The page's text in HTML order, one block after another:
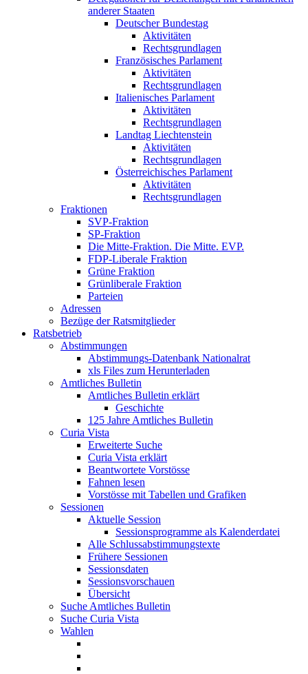
anderer Staaten
Deutscher Bundestag
Aktivitäten
Rechtsgrundlagen
Französisches Parlament
Aktivitäten
Rechtsgrundlagen
Italienisches Parlament
Aktivitäten
Rechtsgrundlagen
Landtag Liechtenstein
Aktivitäten
Rechtsgrundlagen
Österreichisches Parlament
Aktivitäten
Rechtsgrundlagen
Fraktionen
SVP-Fraktion
SP-Fraktion
Die Mitte-Fraktion. Die Mitte. EVP.
FDP-Liberale Fraktion
Grüne Fraktion
Grünliberale Fraktion
Parteien
Adressen
Bezüge der Ratsmitglieder
Ratsbetrieb
Abstimmungen
Abstimmungs-Datenbank Nationalrat
xls Files zum Herunterladen
Amtliches Bulletin
Amtliches Bulletin erklärt
Geschichte
125 Jahre Amtliches Bulletin
Curia Vista
Erweiterte Suche
Curia Vista erklärt
Beantwortete Vorstösse
Fahnen lesen
Vorstösse mit Tabellen und Grafiken
Sessionen
Aktuelle Session
Sessionsprogramme als Kalenderdatei
Alle Schlussabstimmungstexte
Frühere Sessionen
Sessionsdaten
Sessionsvorschauen
Übersicht
Suche Amtliches Bulletin
Suche Curia Vista
Wahlen